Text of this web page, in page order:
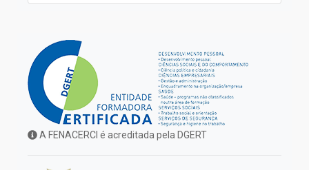
A FENACERCI é acreditada pela DGERT